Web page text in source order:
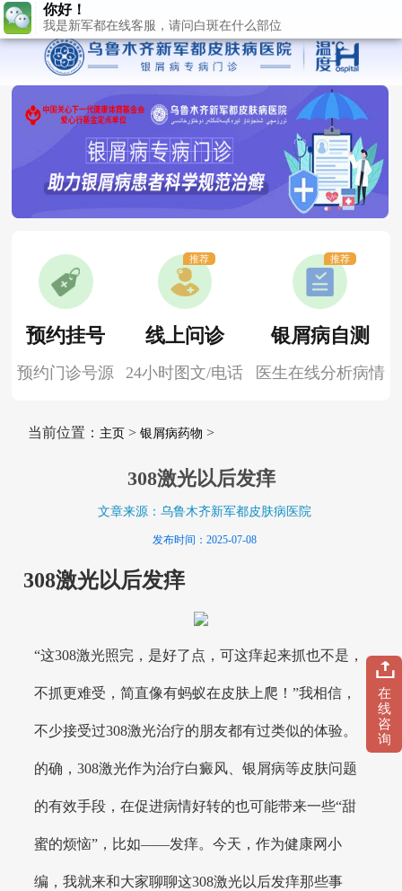
预约挂号
预约门诊号源
线上问诊
24小时图文/电话
推荐
银屑病自测
医生在线分析病情
推荐
当前位置： 主页> 银屑病药物 >
308激光以后发痒
文章来源：乌鲁木齐新军都皮肤病医院
发布时间：2025-07-08
308激光以后发痒
“这308激光照完，是好了点，可这痒起来抓也不是，
不抓更难受，简直像有蚂蚁在皮肤上爬！”我相信，
不少接受过308激光治疗的朋友都有过类似的体验。
的确，308激光作为治疗白癜风、银屑病等皮肤问题
的有效手段，在促进病情好转的也可能带来一些“甜
蜜的烦恼”，比如——发痒。今天，作为健康网小
编，我就来和大家聊聊这308激光以后发痒那些事
在
线
咨
询